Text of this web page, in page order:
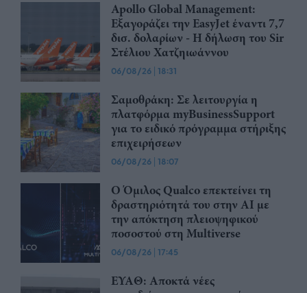
Apollo Global Management:
Εξαγοράζει την EasyJet έναντι 7,7
δισ. δολαρίων - Η δήλωση του Sir
Στέλιου Χατζηιωάννου
06/08/26 | 18:31
Σαμοθράκη: Σε λειτουργία η
πλατφόρμα myBusinessSupport
για το ειδικό πρόγραμμα στήριξης
επιχειρήσεων
06/08/26 | 18:07
Ο Όμιλος Qualco επεκτείνει τη
δραστηριότητά του στην ΑΙ με
την απόκτηση πλειοψηφικού
ποσοστού στη Multiverse
06/08/26 | 17:45
ΕΥΑΘ: Αποκτά νέες